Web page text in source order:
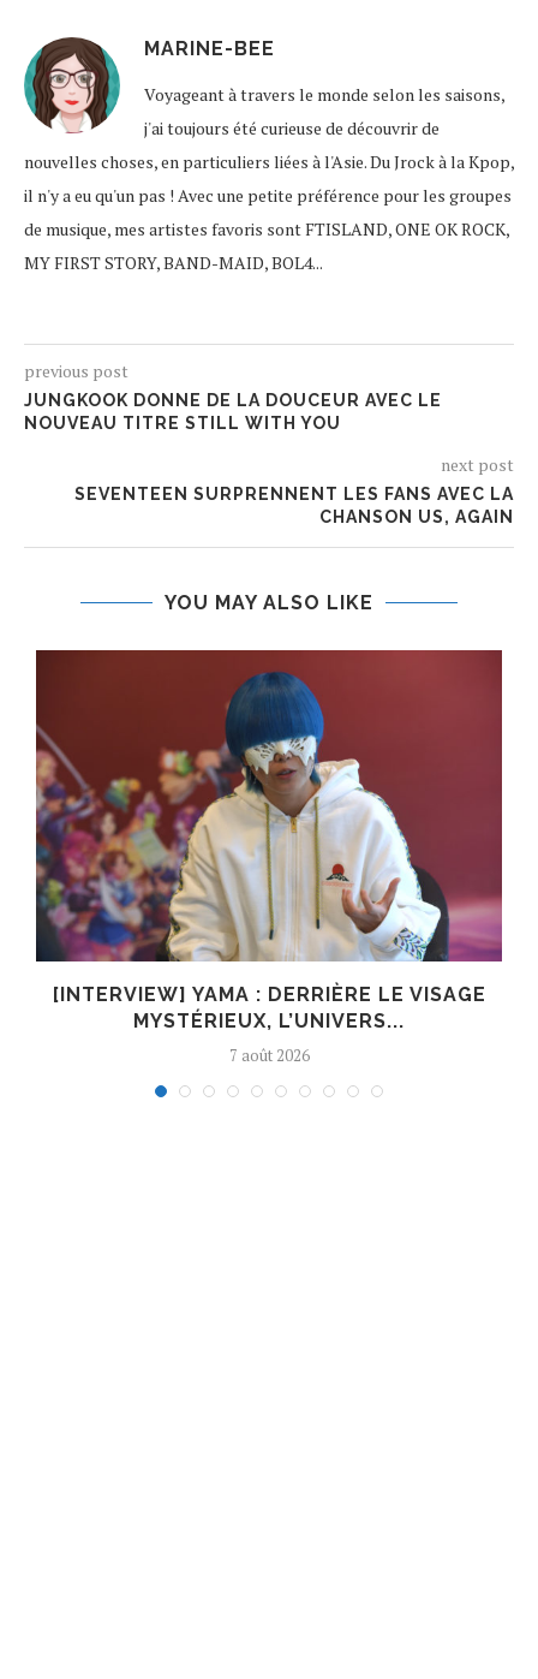
MARINE-BEE
Voyageant à travers le monde selon les saisons,
j'ai toujours été curieuse de découvrir de
nouvelles choses, en particuliers liées à l'Asie. Du Jrock à la Kpop,
il n'y a eu qu'un pas ! Avec une petite préférence pour les groupes
de musique, mes artistes favoris sont FTISLAND, ONE OK ROCK,
MY FIRST STORY, BAND-MAID, BOL4...
previous post
JUNGKOOK DONNE DE LA DOUCEUR AVEC LE
NOUVEAU TITRE STILL WITH YOU
next post
SEVENTEEN SURPRENNENT LES FANS AVEC LA
CHANSON US, AGAIN
YOU MAY ALSO LIKE
[INTERVIEW] YAMA : DERRIÈRE LE VISAGE
MYSTÉRIEUX, L’UNIVERS...
7 août 2026